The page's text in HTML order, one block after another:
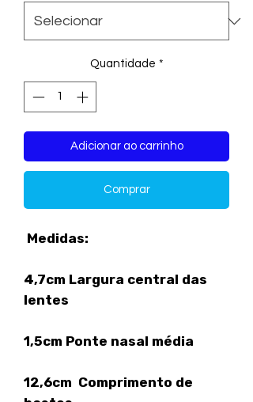
Quantidade *
Adicionar ao carrinho
Comprar
Medidas:
4,7cm Largura central das
lentes
1,5cm Ponte nasal média
12,6cm Comprimento de